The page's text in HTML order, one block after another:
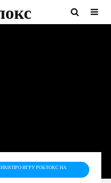
ПРО ИГРУ РОБЛОКС НА